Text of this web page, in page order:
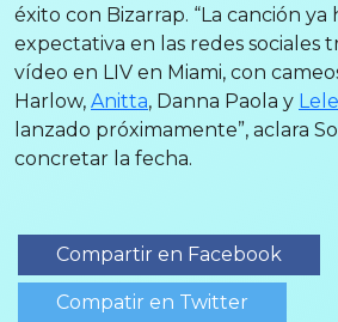
éxito con Bizarrap. “La canción
expectativa en las redes sociales
vídeo en LIV en Miami, con
Harlow, Anitta, Danna Paola y
lanzado próximamente”, aclara
concretar la fecha.
Compartir en Facebook
Compatir en Twitter